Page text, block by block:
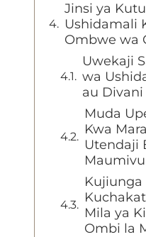
Jinsi ya
Ushidamali
Ombwe wa
Uwekaji
wa
au Divani
Muda
Kwa
Utendaji
Maumivu
Kujiunga
Mila ya
Ombi la